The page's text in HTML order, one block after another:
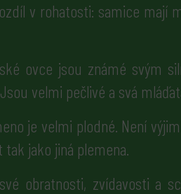
v rohatosti: samice mají
ovce jsou známé svým
velmi pečlivé a svá
je velmi plodné. Není
jako jiná plemena.
obratnosti, zvídavosti a